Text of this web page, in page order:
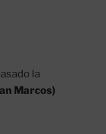
la
Marcos)